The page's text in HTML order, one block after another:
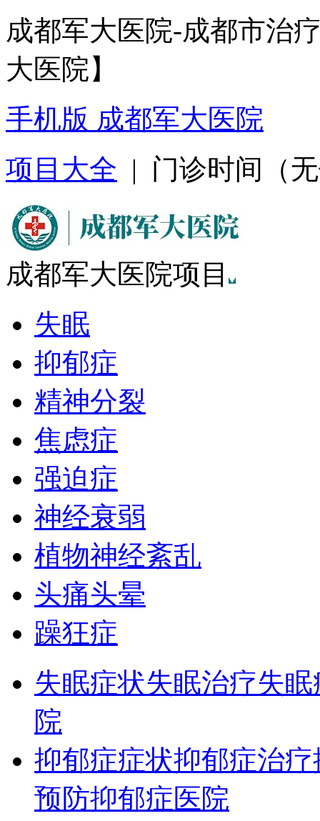
成都军大医院-成都市治
大医院】
手机版 成都军大医院
项目大全 | 门诊时间（
成都军大医院项目
失眠
抑郁症
精神分裂
焦虑症
强迫症
神经衰弱
植物神经紊乱
头痛头晕
躁狂症
失眠症状失眠治疗失
院
抑郁症症状抑郁症治疗
预防抑郁症医院